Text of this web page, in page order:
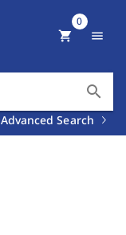
search
Advanced Search
shopping_cart
0
menu